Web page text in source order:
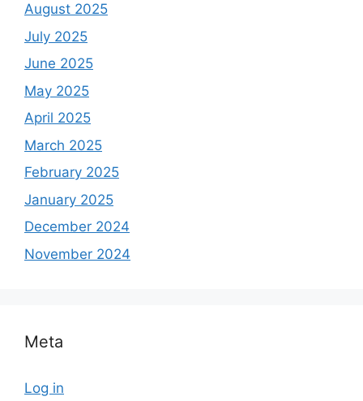
August 2025
July 2025
June 2025
May 2025
April 2025
March 2025
February 2025
January 2025
December 2024
November 2024
Meta
Log in